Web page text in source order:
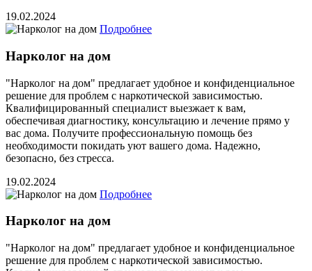
19.02.2024
Подробнее
Нарколог на дом
"Нарколог на дом" предлагает удобное и конфиденциальное
решение для проблем с наркотической зависимостью.
Квалифицированный специалист выезжает к вам,
обеспечивая диагностику, консультацию и лечение прямо у
вас дома. Получите профессиональную помощь без
необходимости покидать уют вашего дома. Надежно,
безопасно, без стресса.
19.02.2024
Подробнее
Нарколог на дом
"Нарколог на дом" предлагает удобное и конфиденциальное
решение для проблем с наркотической зависимостью.